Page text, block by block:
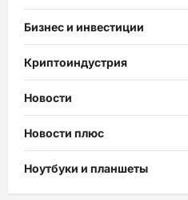
Бизнес и инвестиции
Криптоиндустрия
Новости
Новости плюс
Ноутбуки и планшеты